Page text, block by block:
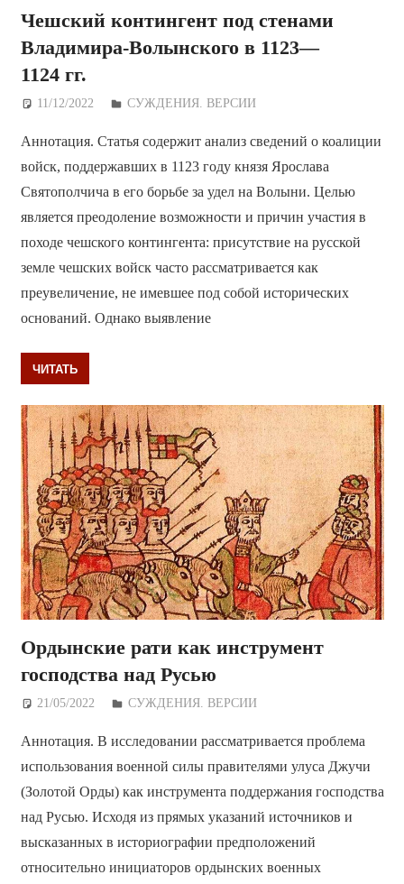
Чешский контингент под стенами
Владимира-Волынского в 1123—
1124 гг.
11/12/2022 Дежурный по Редакции
СУЖДЕНИЯ. ВЕРСИИ
Аннотация. Статья содержит анализ сведений о коалиции
войск, поддержавших в 1123 году князя Ярослава
Святополчича в его борьбе за удел на Волыни. Целью
является преодоление возможности и причин участия в
походе чешского контингента: присутствие на русской
земле чешских войск часто рассматривается как
преувеличение, не имевшее под собой исторических
оснований. Однако выявление
ЧИТАТЬ
Ордынские рати как инструмент
господства над Русью
21/05/2022 Дежурный по Редакции
СУЖДЕНИЯ. ВЕРСИИ
Аннотация. В исследовании рассматривается проблема
использования военной силы правителями улуса Джучи
(Золотой Орды) как инструмента поддержания господства
над Русью. Исходя из прямых указаний источников и
высказанных в историографии предположений
относительно инициаторов ордынских военных